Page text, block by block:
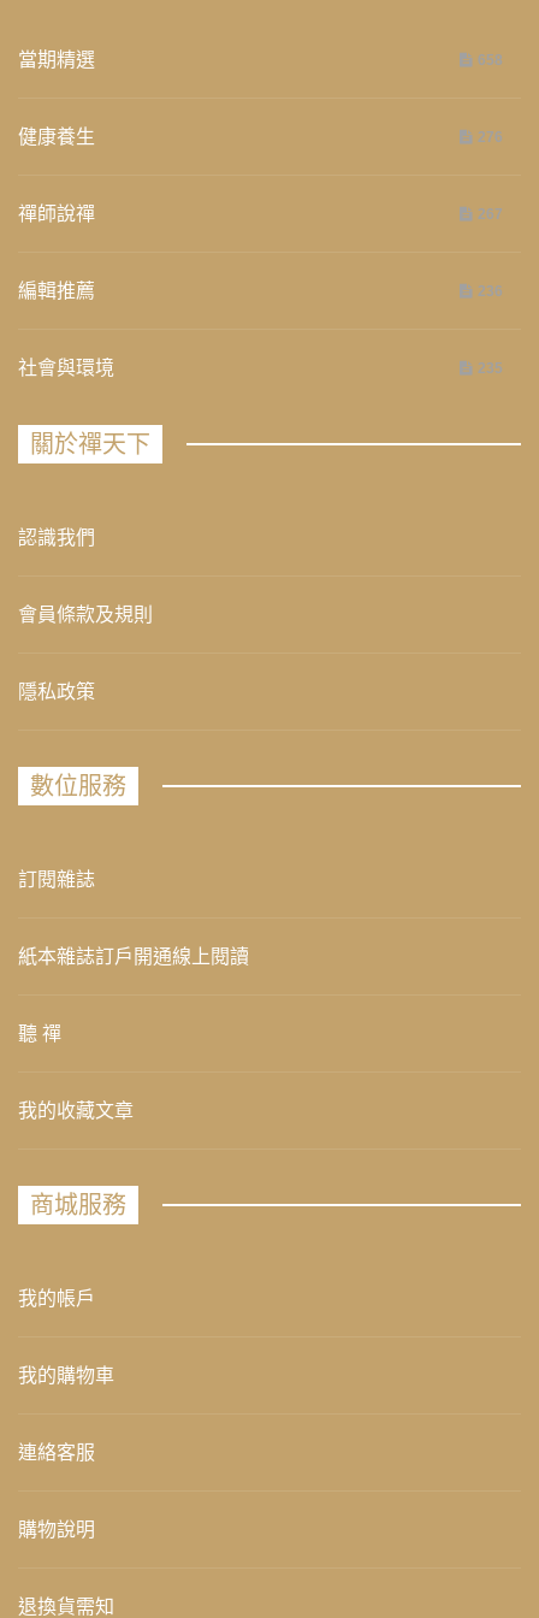
當期精選 658
健康養生 276
禪師說禪 267
編輯推薦 236
社會與環境 235
關於禪天下
認識我們
會員條款及規則
隱私政策
數位服務
訂閱雜誌
紙本雜誌訂戶開通線上閱讀
聽 禪
我的收藏文章
商城服務
我的帳戶
我的購物車
連絡客服
購物說明
退換貨需知